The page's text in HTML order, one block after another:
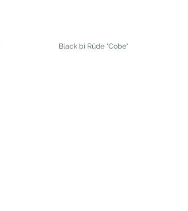
Black bi Rüde "Cobe"